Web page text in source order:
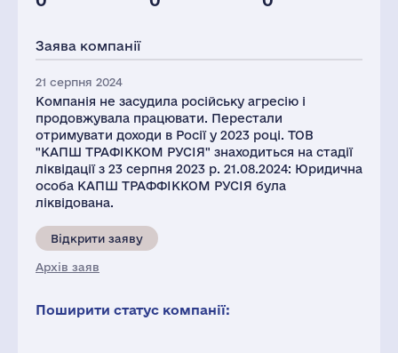
4
Заява компанії
21 серпня 2024
Компанія не засудила російську агресію і
продовжувала працювати. Перестали
отримувати доходи в Росії у 2023 році. ТОВ
"КАПШ ТРАФІККОМ РУСІЯ" знаходиться на стадії
ліквідації з 23 серпня 2023 р. 21.08.2024: Юридична
особа КАПШ ТРАФФІККОМ РУСІЯ була
ліквідована.
Відкрити заяву
Архів заяв
Поширити статус компанії: